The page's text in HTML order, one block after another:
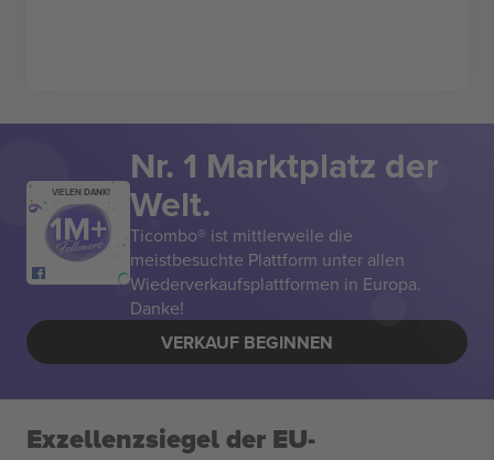
VIELEN DANK!
Nr. 1 Marktplatz der
Welt.
Ticombo® ist mittlerweile die
meistbesuchte Plattform unter allen
Wiederverkaufsplattformen in Europa.
Danke!
VERKAUF BEGINNEN
Exzellenzsiegel der EU-